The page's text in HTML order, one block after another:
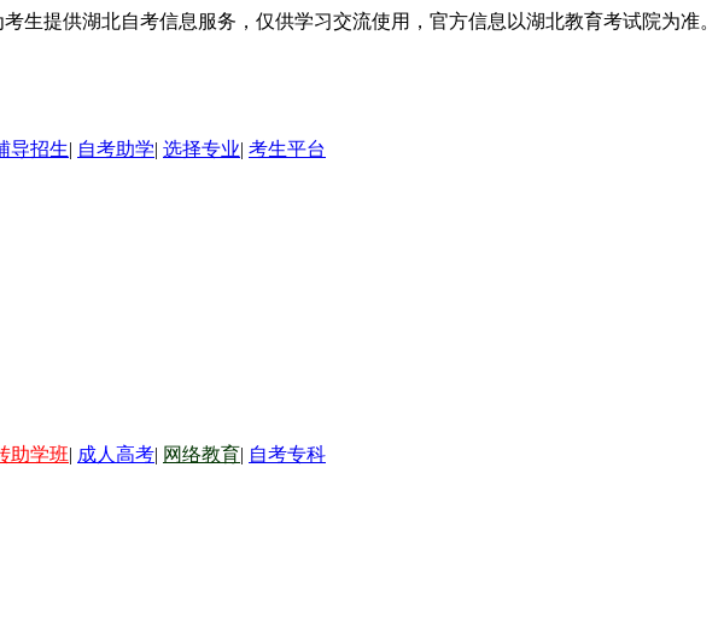
生提供湖北自考信息服务，仅供学习交流使用，官方信息以湖北教育考试院为准。
导招生| 自考助学| 选择专业| 考生平台
助学班| 成人高考| 网络教育| 自考专科